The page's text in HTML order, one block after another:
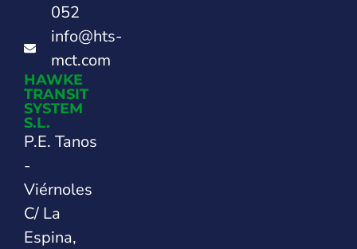
052
info@hts-
mct.com
HAWKE
TRANSIT
SYSTEM
S.L.
P.E. Tanos
-
Viérnoles
C/ La
Espina,